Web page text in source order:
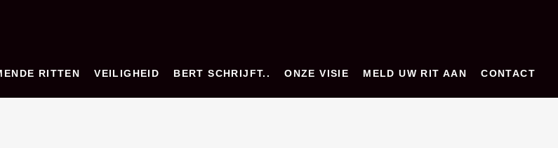
RITTEN VEILIGHEID BERT SCHRIJFT.. ONZE VISIE MELD UW RIT AAN CONTACT